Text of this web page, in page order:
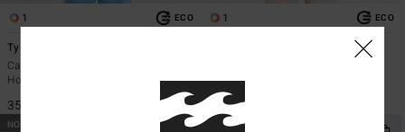
1 ECO
Ty Williams Paddle Out
Camiseta de manga corta Blanco
Hombre
35,95 €
1 ECO
Hombre
35,95 €
NOVEDAD NOVEDAD